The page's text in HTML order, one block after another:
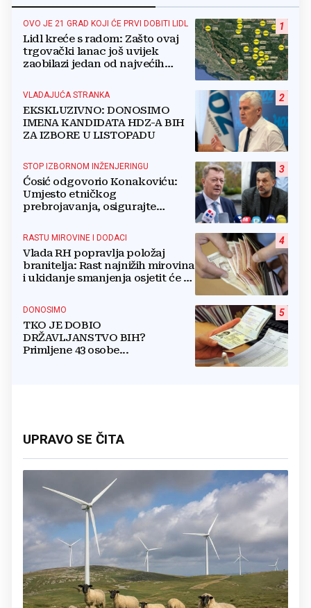
1
OVO JE 21 GRAD KOJI ĆE PRVI DOBITI LIDL
Lidl kreće s radom: Zašto ovaj
trgovački lanac još uvijek
zaobilazi jedan od najvećih
2
VLADAJUĆA STRANKA
EKSKLUZIVNO: DONOSIMO
IMENA KANDIDATA HDZ-A BIH
ZA IZBORE U LISTOPADU
3
STOP IZBORNOM INŽENJERINGU
Ćosić odgovorio Konakoviću:
Umjesto etničkog
prebrojavanja, osigurajte
4
RASTU MIROVINE I DODACI
Vlada RH popravlja položaj
branitelja: Rast najnižih mirovina
i ukidanje smanjenja osjetit će se
5
DONOSIMO
TKO JE DOBIO
DRŽAVLJANSTVO BIH?
Primljene 43 osobe...
UPRAVO SE ČITA